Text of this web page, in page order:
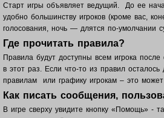
Старт игры объявляет ведущий. До ее
удобно большинству игроков (кроме вас,
голосования, ночь — длятся по-умолчании
Где прочитать правила?
Правила будут доступны всем игрока
в этот раз. Если что-то из правил
правилам или графику игрокам – это
Как писать сообщения,
В игре сверху увидите кнопку «Помощь» -